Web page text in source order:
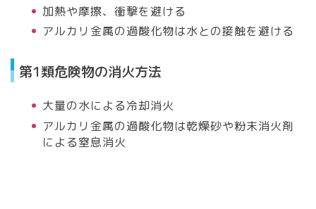
加熱や摩擦、衝撃を避ける
アルカリ金属の過酸化物は水との接触を避ける
第1類危険物の消火方法
大量の水による冷却消火
アルカリ金属の過酸化物は乾燥砂や粉末消火剤
による窒息消火